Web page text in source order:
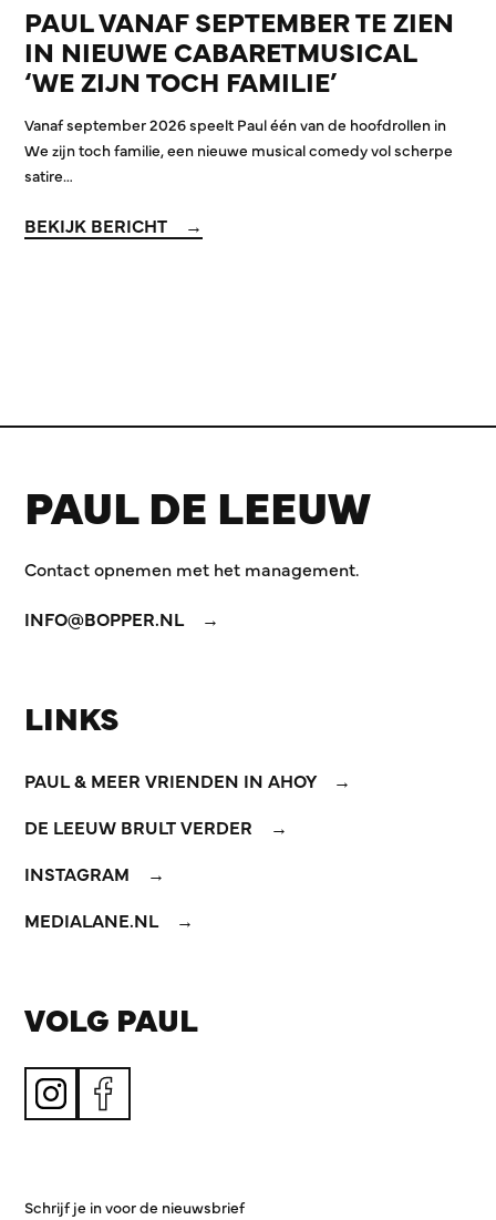
PAUL VANAF SEPTEMBER TE ZIEN
IN NIEUWE CABARETMUSICAL
‘WE ZIJN TOCH FAMILIE’
Vanaf september 2026 speelt Paul één van de hoofdrollen in
We zijn toch familie, een nieuwe musical comedy vol scherpe
satire…
BEKIJK BERICHT
PAUL DE LEEUW
Contact opnemen met het management.
INFO@BOPPER.NL
LINKS
PAUL & MEER VRIENDEN IN AHOY
DE LEEUW BRULT VERDER
INSTAGRAM
MEDIALANE.NL
VOLG PAUL
Schrijf je in voor de nieuwsbrief